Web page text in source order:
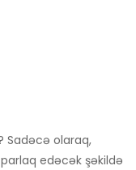
Sadəcə olaraq,
edəcək şəkildə